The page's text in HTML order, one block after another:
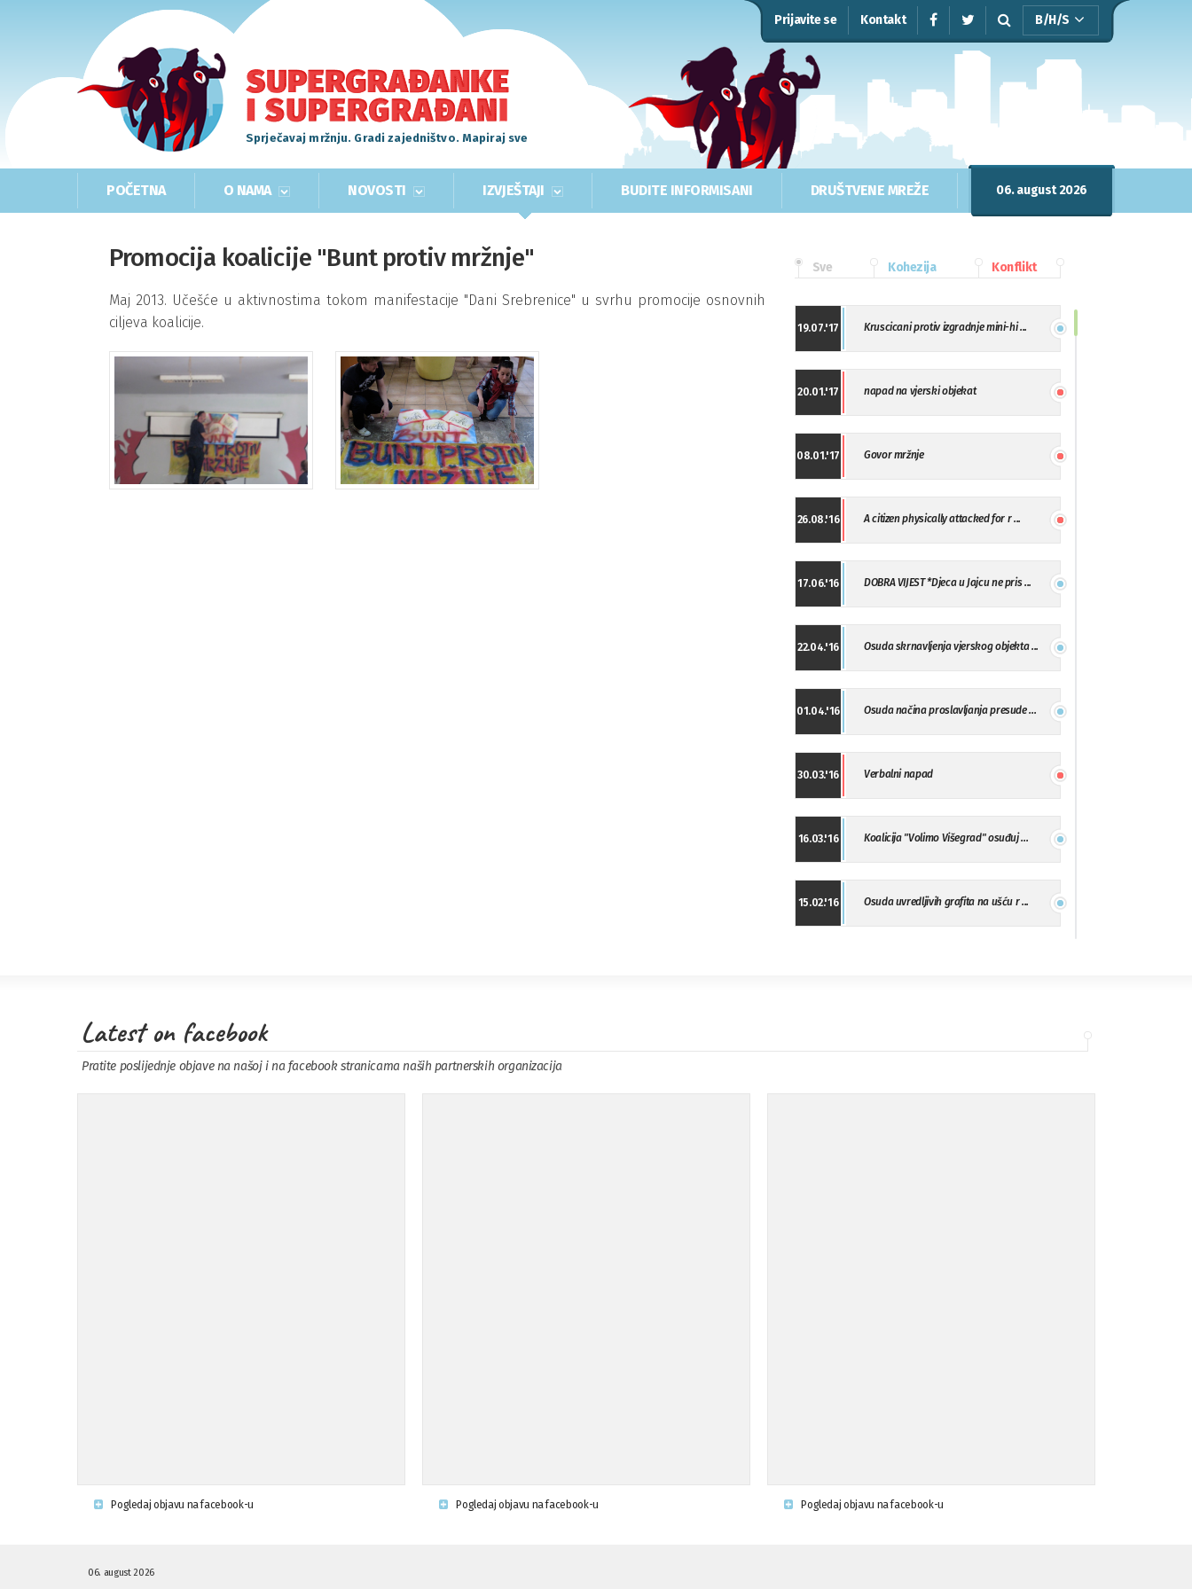
Prijavite se Kontakt B/H/S
Sprječavaj mržnju. Gradi zajedništvo. Mapiraj sve
POČETNA O NAMA NOVOSTI IZVJEŠTAJI BUDITE INFORMISANI DRUŠTVENE MREŽE 06. august 2026
Promocija koalicije "Bunt protiv mržnje"
Maj 2013. Učešće u aktivnostima tokom manifestacije "Dani Srebrenice" u svrhu promocije osnovnih
ciljeva koalicije.
Sve Kohezija Konflikt
19.07.'17 Kruscicani protiv izgradnje mini-hi ...
20.01.'17 napad na vjerski objekat
08.01.'17 Govor mržnje
26.08.'16 A citizen physically attacked for r ...
17.06.'16 DOBRA VIJEST *Djeca u Jajcu ne pris ...
22.04.'16 Osuda skrnavljenja vjerskog objekta ...
01.04.'16 Osuda načina proslavljanja presude ...
30.03.'16 Verbalni napad
16.03.'16 Koalicija "Volimo Višegrad" osuđuj ...
15.02.'16 Osuda uvredljivih grafita na ušću r ...
09.11.'15 Osuda incidenta tokom dženaze na Pe ...
Latest on facebook
Pratite poslijednje objave na našoj i na facebook stranicama naših partnerskih organizacija
Pogledaj objavu na facebook-u Pogledaj objavu na facebook-u Pogledaj objavu na facebook-u
06. august 2026